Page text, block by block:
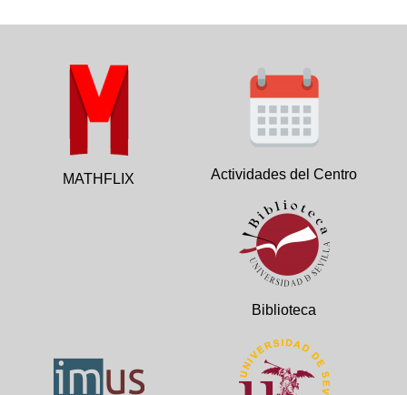
MATHFLIX Actividades del Centro
Biblioteca